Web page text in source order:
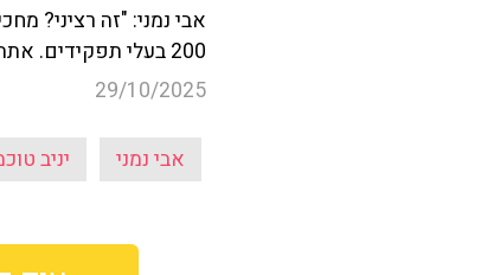
אבי נמני: "זה רציני?
200 בעלי תפקידים. אתה הופך אותם לקטנים. מה הם לא יכולים לקבל החלטה על מריבה בין שחקנים?".
29/10/2025
אבי נמני יניב